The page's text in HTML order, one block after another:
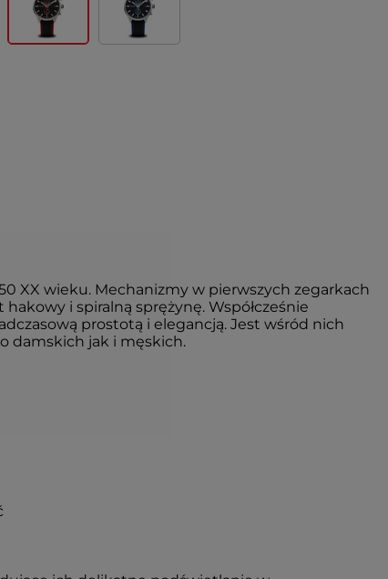
XX wieku. Mechanizmy w pierwszych zegarkach
i spiralną sprężynę. Współcześnie
prostotą i elegancją. Jest wśród nich
damskich jak i męskich.